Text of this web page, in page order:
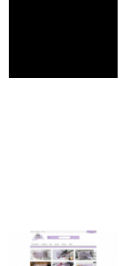
Salony
Sprzęt